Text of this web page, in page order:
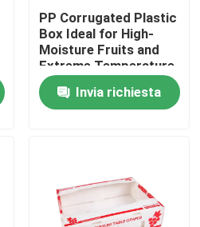
PP Corrugated Plastic
Box Ideal for High-
Moisture Fruits and
Extreme Temperature
Changes
Invia richiesta